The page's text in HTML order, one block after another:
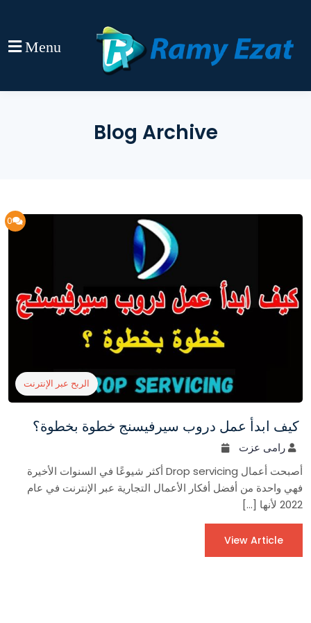
Menu
Blog Archive
0
الربح عبر الإنترنت
كيف ابدأ عمل دروب سيرفيسنج خطوة بخطوة؟
رامى عزت
أصبحت أعمال Drop servicing أكثر شيوعًا في السنوات الأخيرة
فهي واحدة من أفضل أفكار الأعمال التجارية عبر الإنترنت في عام
2022 لأنها […]
View Article